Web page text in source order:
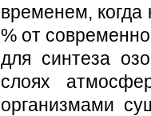
временем, когда
% от
для синтеза
слоях
организмами